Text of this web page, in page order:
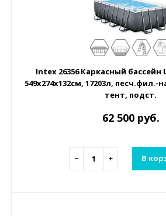
Intex 26356 Каркасный бассейн
549х274х132см, 17203л, песч.фил.-
тент, подст.
62 500 руб.
− + В